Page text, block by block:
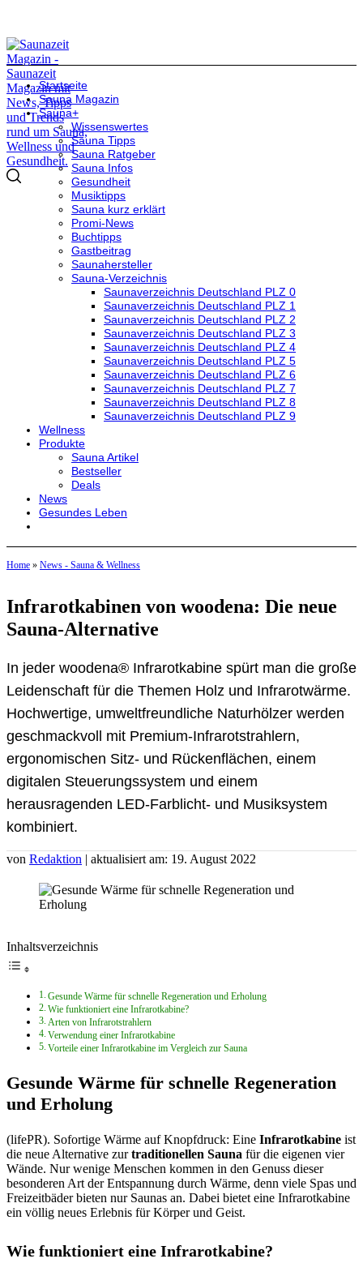
Startseite
Sauna Magazin
Sauna+
Wissenswertes
Sauna Tipps
Sauna Ratgeber
Sauna Infos
Gesundheit
Musiktipps
Sauna kurz erklärt
Promi-News
Buchtipps
Gastbeitrag
Saunahersteller
Sauna-Verzeichnis
Saunaverzeichnis Deutschland PLZ 0
Saunaverzeichnis Deutschland PLZ 1
Saunaverzeichnis Deutschland PLZ 2
Saunaverzeichnis Deutschland PLZ 3
Saunaverzeichnis Deutschland PLZ 4
Saunaverzeichnis Deutschland PLZ 5
Saunaverzeichnis Deutschland PLZ 6
Saunaverzeichnis Deutschland PLZ 7
Saunaverzeichnis Deutschland PLZ 8
Saunaverzeichnis Deutschland PLZ 9
Wellness
Produkte
Sauna Artikel
Bestseller
Deals
News
Gesundes Leben
Home » News - Sauna & Wellness
Infrarotkabinen von woodena: Die neue
Sauna-Alternative
In jeder woodena® Infrarotkabine spürt man die große
Leidenschaft für die Themen Holz und Infrarotwärme.
Hochwertige, umweltfreundliche Naturhölzer werden
geschmackvoll mit Premium-Infrarotstrahlern,
ergonomischen Sitz- und Rückenflächen, einem
digitalen Steuerungssystem und einem
herausragenden LED-Farblicht- und Musiksystem
kombiniert.
von Redaktion | aktualisiert am: 19. August 2022
Inhaltsverzeichnis
Gesunde Wärme für schnelle Regeneration und Erholung
Wie funktioniert eine Infrarotkabine?
Arten von Infrarotstrahlern
Verwendung einer Infrarotkabine
Vorteile einer Infrarotkabine im Vergleich zur Sauna
Gesunde Wärme für schnelle Regeneration
und Erholung
(lifePR). Sofortige Wärme auf Knopfdruck: Eine Infrarotkabine ist
die neue Alternative zurtraditionellen Sauna für die eigenen vier
Wände. Nur wenige Menschen kommen in den Genuss dieser
besonderen Art der Entspannung durch Wärme, denn viele Spas und
Freizeitbäder bieten nur Saunas an. Dabei bietet eine Infrarotkabine
ein völlig neues Erlebnis für Körper und Geist.
Wie funktioniert eine Infrarotkabine?